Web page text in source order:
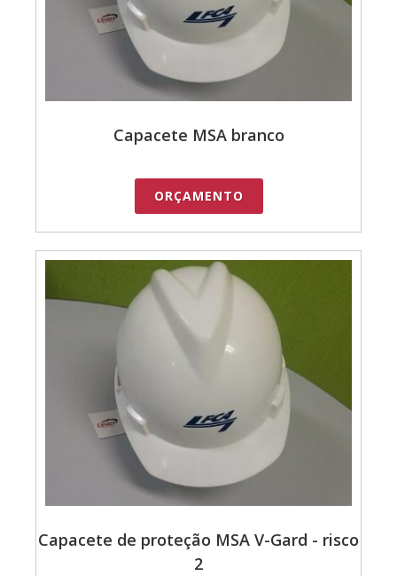
Capacete MSA branco
ORÇAMENTO
Capacete de proteção MSA V-Gard - risco
2